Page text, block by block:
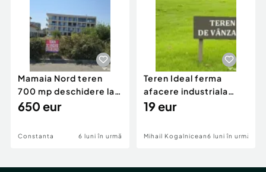
Mamaia Nord teren
700 mp deschidere la
D24 si D25
650 eur
Constanta 6 luni în urmă
Teren Ideal ferma
afacere industriala
deschidere 71 ml la
19 eur
Mihail Kogalniceanu6 luni în urmă